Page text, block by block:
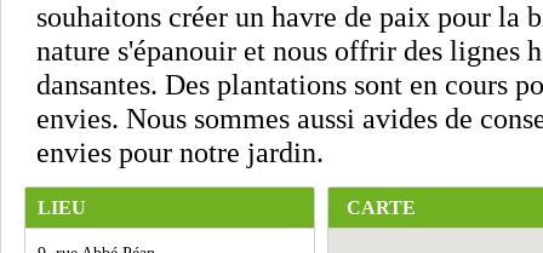
souhaitons créer un havre de paix pour la
nature s'épanouir et nous offrir des lignes
dansantes. Des plantations sont en cours
envies. Nous sommes aussi avides de
envies pour notre jardin.
LIEU CARTE